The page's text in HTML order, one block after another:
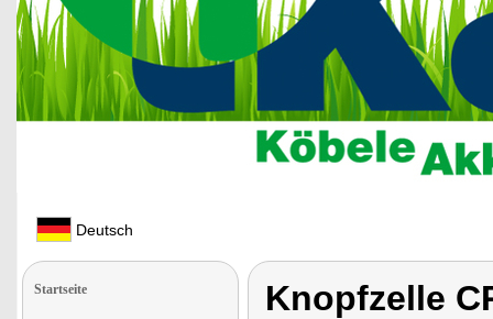
Deutsch
Startseite Knopfzelle